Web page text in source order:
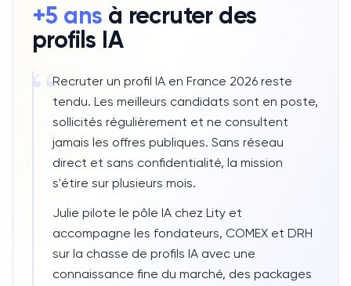
+5 ans à recruter des
profils IA
“Recruter un profil IA en France 2026 reste
tendu. Les meilleurs candidats sont en poste,
sollicités régulièrement et ne consultent
jamais les offres publiques. Sans réseau
direct et sans confidentialité, la mission
s'étire sur plusieurs mois.
Julie pilote le pôle IA chez Lity et
accompagne les fondateurs, COMEX et DRH
sur la chasse de profils IA avec une
connaissance fine du marché, des packages